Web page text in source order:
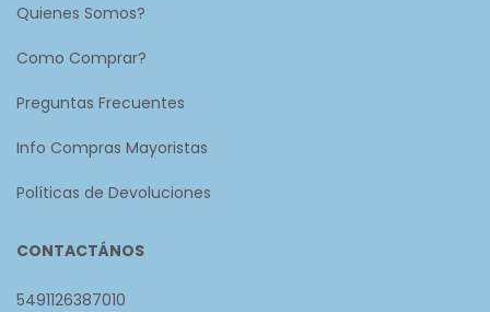
Quienes Somos?
Como Comprar?
Preguntas Frecuentes
Info Compras Mayoristas
Políticas de Devoluciones
CONTACTÁNOS
5491126387010